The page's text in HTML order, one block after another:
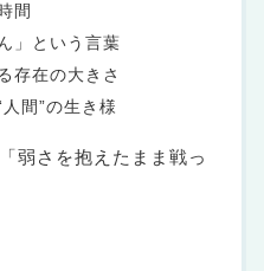
間
」という言葉
存在の大きさ
間”の生き様
弱さを抱えたまま戦っ